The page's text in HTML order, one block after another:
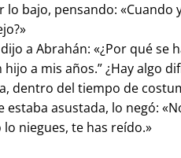
lo bajo, pensando: «Cuando
a Abrahán: «¿Por qué se
a mis años.” ¿Hay algo
dentro del tiempo de
estaba asustada, lo negó:
lo niegues, te has reído.»